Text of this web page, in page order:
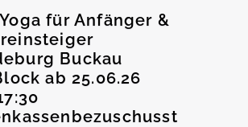
für Anfänger &
Buckau
ab 25.06.26